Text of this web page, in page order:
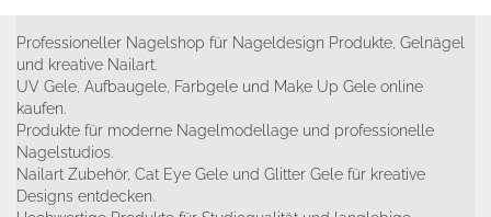
Professioneller Nagelshop für Nageldesign Produkte, Gelnägel
und kreative Nailart.
UV Gele, Aufbaugele, Farbgele und Make Up Gele online
kaufen.
Produkte für moderne Nagelmodellage und professionelle
Nagelstudios.
Nailart Zubehör, Cat Eye Gele und Glitter Gele für kreative
Designs entdecken.